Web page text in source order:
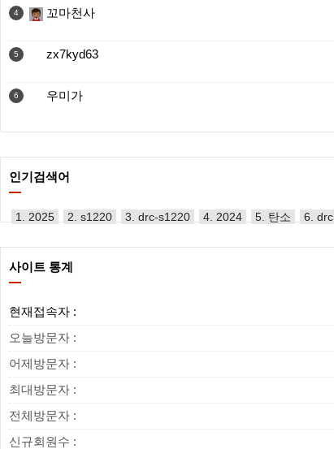
4
꼬마천사
5
zx7kyd63
6
우미가
인기검색어
1. 2025 2. s1220 3. drc-s1220 4. 2024 5. 탄소 6. drc
사이트 통계
현재접속자 :
오늘방문자 :
어제방문자 :
최대방문자 :
전체방문자 :
신규회원수 :